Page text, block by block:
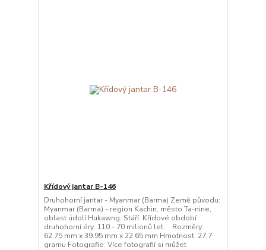
Křídový jantar B-146
Druhohorní jantar - Myanmar (Barma) Země původu:
Myanmar (Barma) - region Kachin, město Ta-nine,
oblast údolí Hukawng. Stáří: Křídové období
druhohorní éry: 110 - 70 milionů let. Rozměry:
62.75 mm x 39.95 mm x 22.65 mm Hmotnost: 27,7
gramu Fotografie: Více fotografií si můžet